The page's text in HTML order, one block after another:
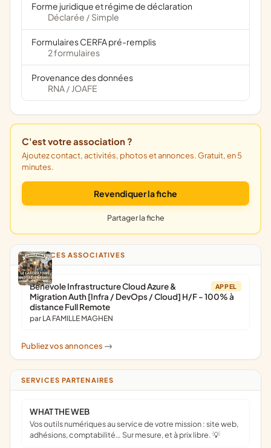
Forme juridique et régime de déclaration
Déclarée / Simple
Formulaires CERFA pré-remplis
2 formulaires
Provenance des données
RNA / JOAFE
C'est votre association ?
Ajoutez contact, activités, photos et annonces. Gratuit, en 5
minutes.
Revendiquer la fiche
Partager la fiche
ANNONCES ASSOCIATIVES
APPEL
Bénévole Infrastructure Cloud Azure &
Migration Auth [Infra / DevOps / Cloud] H/F - 100% à
distance Full Remote
par LA FAMILLE MAGHEN
Publiez vos annonces ->
SERVICES PARTENAIRES
WHAT THE WEB
Vos outils numériques au service de votre mission : site web,
adhésions, comptabilité… Sur mesure, et à prix libre. 💡